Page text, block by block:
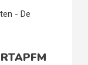
- De